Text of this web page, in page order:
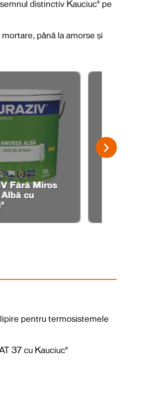
distinctiv Kauciuc® pe
până la amorse și
EXPERT
19 cu Kauciuc®
pentru termosistemele
37 cu Kauciuc®